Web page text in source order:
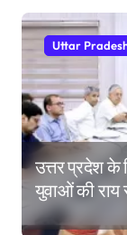
Uttar
उत्तर प्रदेश के
युवाओं की राय
आयोग के गठन